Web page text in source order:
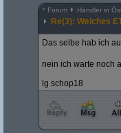
^ Forum Händler in
Re(3): Welches
Das selbe hab ich
nein ich warte noch
lg schop18